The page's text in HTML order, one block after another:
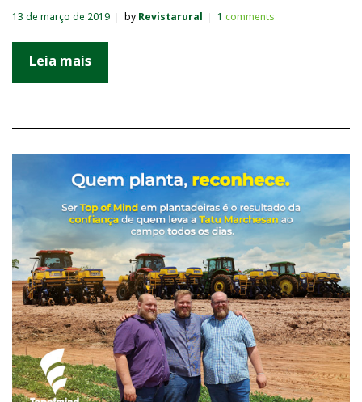
13 de março de 2019 by Revistarural 1 comments
Leia mais